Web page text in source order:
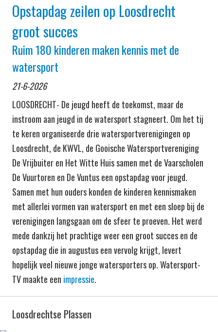
Opstapdag zeilen op Loosdrecht
groot succes
Ruim 180 kinderen maken kennis met de
watersport
21-6-2026
LOOSDRECHT- De jeugd heeft de toekomst, maar de
instroom aan jeugd in de watersport stagneert. Om het tij
te keren organiseerde drie watersportverenigingen op
Loosdrecht, de KWVL, de Gooische Watersportvereniging
De Vrijbuiter en Het Witte Huis samen met de Vaarscholen
De Vuurtoren en De Vuntus een opstapdag voor jeugd.
Samen met hun ouders konden de kinderen kennismaken
met allerlei vormen van watersport en met een sloep bij de
verenigingen langsgaan om de sfeer te proeven. Het werd
mede dankzij het prachtige weer een groot succes en de
opstapdag die in augustus een vervolg krijgt, levert
hopelijk veel nieuwe jonge watersporters op. Watersport-
TV maakte een impressie.
Loosdrechtse Plassen